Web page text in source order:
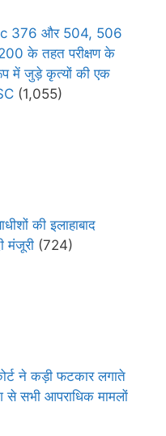
376 और 504, 506
के तहत परीक्षण के
में जुड़े कृत्यों की एक
(1,055)
की इलाहाबाद
मंजूरी (724)
ने कड़ी फटकार लगाते
से सभी आपराधिक मामलों